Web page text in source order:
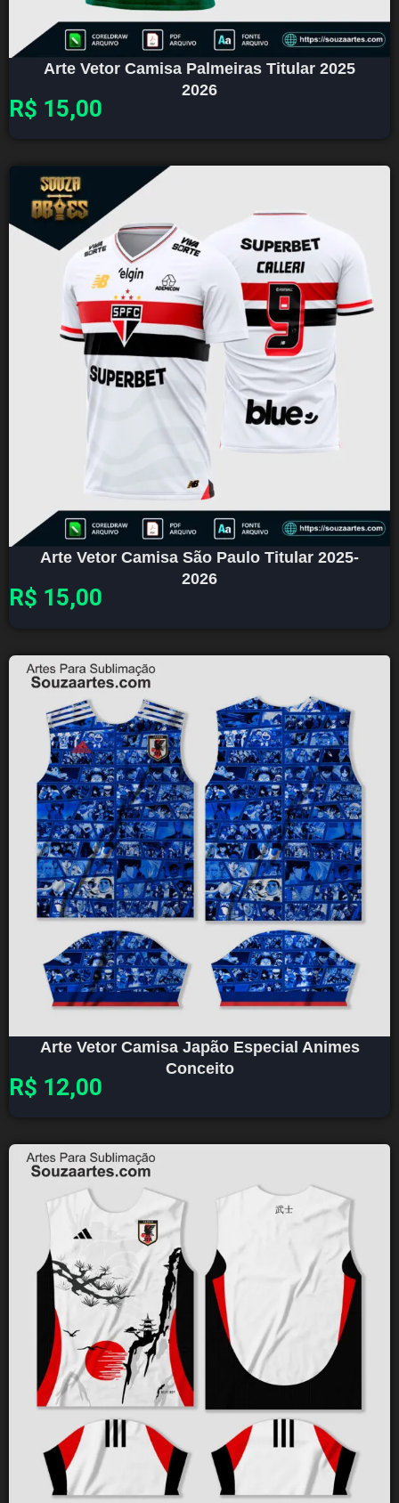
Arte Vetor Camisa Palmeiras Titular 2025
2026
R$ 15,00
Arte Vetor Camisa São Paulo Titular 2025-
2026
R$ 15,00
Arte Vetor Camisa Japão Especial Animes
Conceito
R$ 12,00